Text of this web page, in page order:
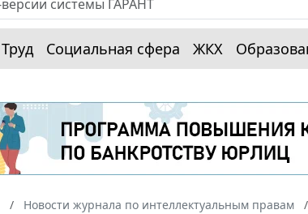
Труд Социальная сфера ЖКХ
Новости журнала по интеллектуальным правам